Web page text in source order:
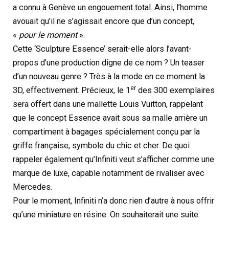
a connu à Genève un engouement total. Ainsi, l’homme
avouait qu’il ne s’agissait encore que d’un concept,
« pour le moment».
Cette ‘Sculpture Essence’ serait-elle alors l’avant-
propos d’une production digne de ce nom ? Un teaser
d’un nouveau genre ? Très à la mode en ce moment la
3D, effectivement. Précieux, le 1er des 300 exemplaires
sera offert dans une mallette Louis Vuitton, rappelant
que le concept Essence avait sous sa malle arrière un
compartiment à bagages spécialement conçu par la
griffe française, symbole du chic et cher. De quoi
rappeler également qu’Infiniti veut s’afficher comme une
marque de luxe, capable notamment de rivaliser avec
Mercedes.
Pour le moment, Infiniti n’a donc rien d’autre à nous offrir
qu’une miniature en résine. On souhaiterait une suite.